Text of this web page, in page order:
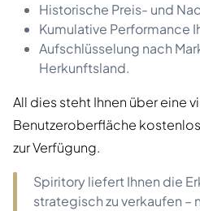
Historische Preis- und
Kumulative Performance
Aufschlüsselung nach
Herkunftsland.
All dies steht Ihnen über eine
Benutzeroberfläche
zur Verfügung.
Spiritory liefert Ihnen die
strategisch zu verkaufen –